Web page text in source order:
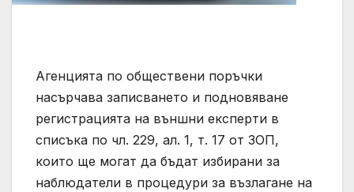
Агенцията по обществени поръчки
насърчава записването и подновяване
регистрацията на външни експерти в
списъка по чл. 229, ал. 1, т. 17 от ЗОП,
които ще могат да бъдат избирани за
наблюдатели в процедури за възлагане на